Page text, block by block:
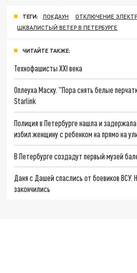
ТЕГИ: ЛОКДАУН
ОТКЛЮЧЕНИЕ
ШКВАЛИСТЫЙ ВЕТЕР В ПЕТЕРБУРГЕ
ЧИТАЙТЕ ТАКЖЕ:
Технофашисты XXI века
Оплеуха Маску. "Пора снять белые
Starlink
Полиция в Петербурге нашла и
избил женщину с ребенком на прямо на
В Петербурге создадут первый музей
Даня с Дашей спаслись от боевиков
закончились